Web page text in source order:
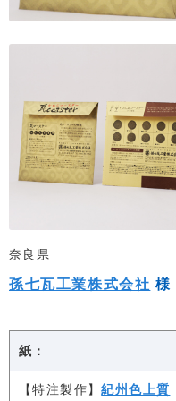
奈良県
孫七瓦工業株式会社 様
紙：
【特注製作】紀州色上質